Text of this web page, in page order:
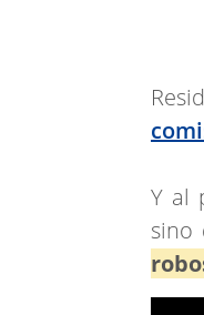
Y al
sino